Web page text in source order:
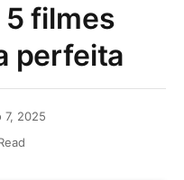
5 filmes
perfeita
7, 2025